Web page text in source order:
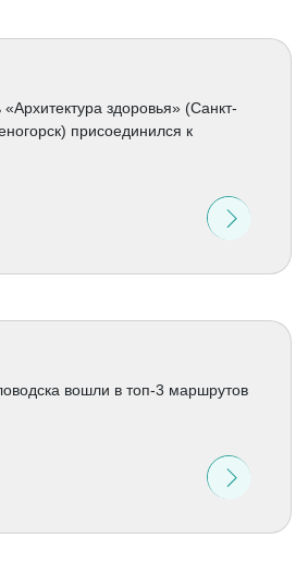
здоровья» (Санкт-
присоединился к
вошли в топ-3 маршрутов